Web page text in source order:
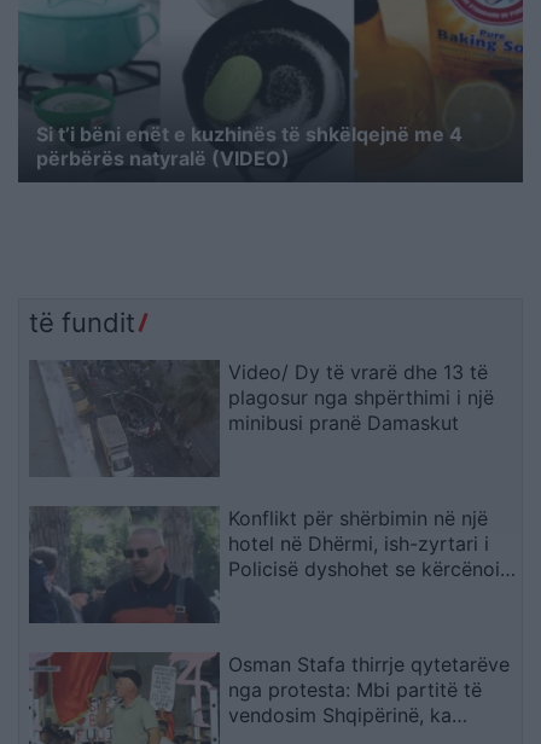
Si t’i bëni enët e kuzhinës të shkëlqejnë me 4
përbërës natyralë (VIDEO)
të fundit
Video/ Dy të vrarë dhe 13 të
plagosur nga shpërthimi i një
minibusi pranë Damaskut
Konflikt për shërbimin në një
hotel në Dhërmi, ish-zyrtari i
Policisë dyshohet se kërcënoi
Osman Stafa thirrje qytetarëve
nga protesta: Mbi partitë të
vendosim Shqipërinë, ka